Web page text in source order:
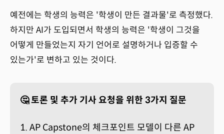
예전에는 학생의 능력은 '학생이 만든 결과물'로 측정했다.
하지만 AI가 도입되면서 학생의 능력은 '학생이 그것을
어떻게 만들었는지 자기 언어로 설명하거나 입증할 수
있는가'로 변하고 있는 것이다.
🤔 토론 및 추가 기사 요청을 위한 3가지 질문
1. AP Capstone의 체크포인트 모델이 다른 AP